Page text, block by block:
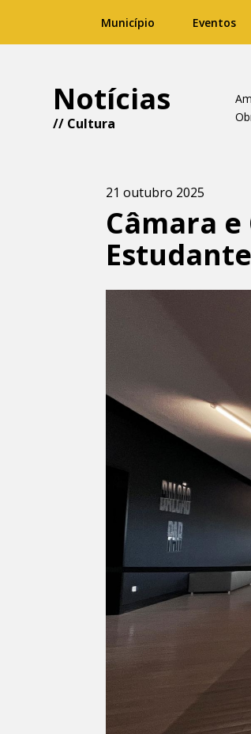
Município Eventos
Notícias
// Cultura
21 outubro 2025
Câmara